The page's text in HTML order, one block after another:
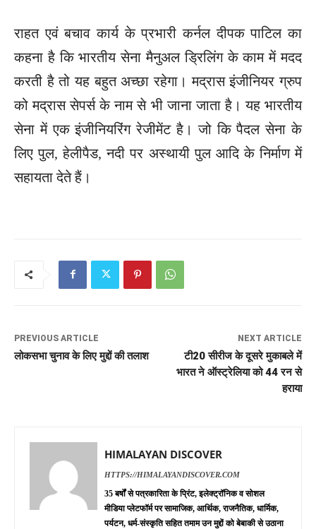
राहत एवं बचाव कार्य के प्रभारी कर्नल दीपक पाटिल का
कहना है कि भारतीय सेना मैनुअल ड्रिलिंग के काम में मदद
करती है तो यह बहुत अच्छा रहेगा। मद्रास इंजीनियर ग्रुप
को मद्रास सेपर्स के नाम से भी जाना जाता है। यह भारतीय
सेना में एक इंजीनियरिंग रेजीमेंट है। जो कि पैदल सेना के
लिए पुल, हेलीपैड, नदी पर अस्थायी पुल आदि के निर्माण में
सहायता देते हैं।
PREVIOUS ARTICLE
लोकसभा चुनाव के लिए मुद्दों की तलाश
NEXT ARTICLE
टी20 सीरीज के दूसरे मुकाबले में
भारत ने ऑस्ट्रेलिया को 44 रन से
हराया
HIMALAYAN DISCOVER
HTTPS://HIMALAYANDISCOVER.COM
35 बर्षों से पत्रकारिता के प्रिंट, इलेक्ट्रॉनिक व सोशल
मीडिया प्लेटफॉर्म पर सामाजिक, आर्थिक, राजनैतिक, धार्मिक,
पर्यटन, धर्म-संस्कृति सहित तमाम उन मुद्दों को बेबाकी से उठाना